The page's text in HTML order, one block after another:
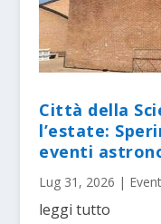
Città della
l’estate:
eventi
Lug 31, 2026 |
leggi tutto